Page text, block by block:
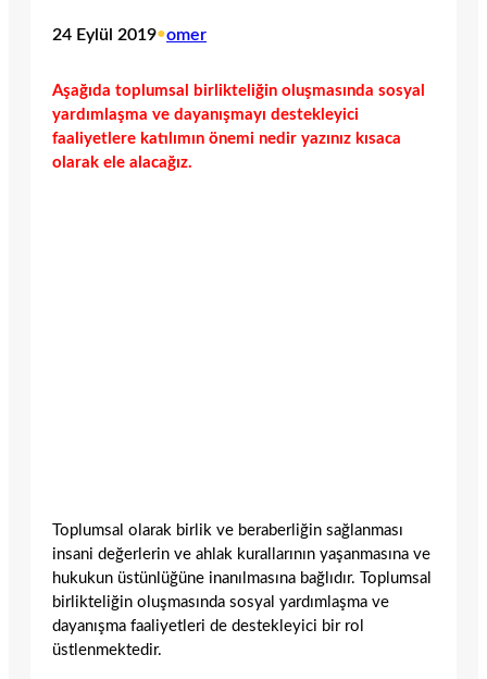
24 Eylül 2019•omer
Aşağıda toplumsal birlikteliğin oluşmasında sosyal
yardımlaşma ve dayanışmayı destekleyici
faaliyetlere katılımın önemi nedir yazınız kısaca
olarak ele alacağız.
Toplumsal olarak birlik ve beraberliğin sağlanması
insani değerlerin ve ahlak kurallarının yaşanmasına ve
hukukun üstünlüğüne inanılmasına bağlıdır. Toplumsal
birlikteliğin oluşmasında sosyal yardımlaşma ve
dayanışma faaliyetleri de destekleyici bir rol
üstlenmektedir.